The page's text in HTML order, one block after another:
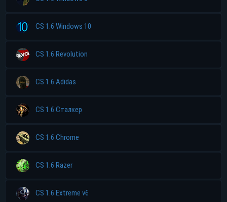
CS 1.6 Windows 10
CS 1.6 Revolution
CS 1.6 Adidas
CS 1.6 Сталкер
CS 1.6 Chrome
CS 1.6 Razer
CS 1.6 Extreme v6